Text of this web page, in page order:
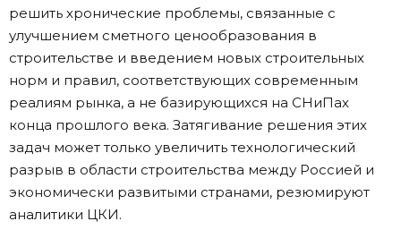
решить хронические проблемы, связанные с
улучшением сметного ценообразования в
строительстве и введением новых строительных
норм и правил, соответствующих современным
реалиям рынка, а не базирующихся на СНиПах
конца прошлого века. Затягивание решения этих
задач может только увеличить технологический
разрыв в области строительства между Россией и
экономически развитыми странами, резюмируют
аналитики ЦКИ.